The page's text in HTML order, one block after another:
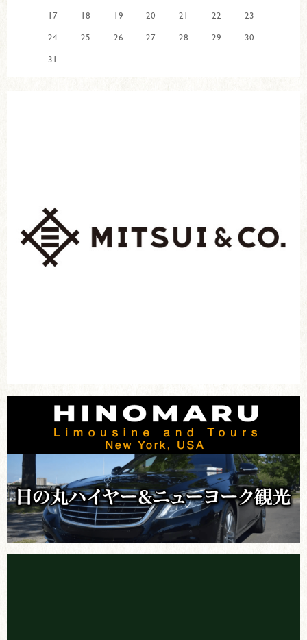
17
18 19 20 21 22
23
24
25 26 27 28 29
30
31